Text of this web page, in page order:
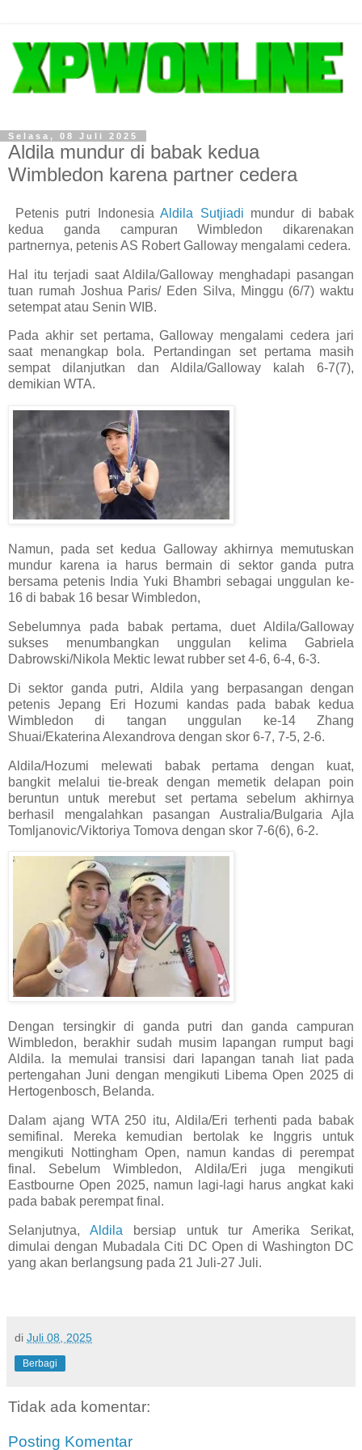
Selasa, 08 Juli 2025
Aldila mundur di babak kedua
Wimbledon karena partner cedera
Petenis putri Indonesia Aldila Sutjiadi mundur di babak
kedua ganda campuran Wimbledon dikarenakan
partnernya, petenis AS Robert Galloway mengalami cedera.
Hal itu terjadi saat Aldila/Galloway menghadapi pasangan
tuan rumah Joshua Paris/ Eden Silva, Minggu (6/7) waktu
setempat atau Senin WIB.
Pada akhir set pertama, Galloway mengalami cedera jari
saat menangkap bola. Pertandingan set pertama masih
sempat dilanjutkan dan Aldila/Galloway kalah 6-7(7),
demikian WTA.
Namun, pada set kedua Galloway akhirnya memutuskan
mundur karena ia harus bermain di sektor ganda putra
bersama petenis India Yuki Bhambri sebagai unggulan ke-
16 di babak 16 besar Wimbledon,
Sebelumnya pada babak pertama, duet Aldila/Galloway
sukses menumbangkan unggulan kelima Gabriela
Dabrowski/Nikola Mektic lewat rubber set 4-6, 6-4, 6-3.
Di sektor ganda putri, Aldila yang berpasangan dengan
petenis Jepang Eri Hozumi kandas pada babak kedua
Wimbledon di tangan unggulan ke-14 Zhang
Shuai/Ekaterina Alexandrova dengan skor 6-7, 7-5, 2-6.
Aldila/Hozumi melewati babak pertama dengan kuat,
bangkit melalui tie-break dengan memetik delapan poin
beruntun untuk merebut set pertama sebelum akhirnya
berhasil mengalahkan pasangan Australia/Bulgaria Ajla
Tomljanovic/Viktoriya Tomova dengan skor 7-6(6), 6-2.
Dengan tersingkir di ganda putri dan ganda campuran
Wimbledon, berakhir sudah musim lapangan rumput bagi
Aldila. Ia memulai transisi dari lapangan tanah liat pada
pertengahan Juni dengan mengikuti Libema Open 2025 di
Hertogenbosch, Belanda.
Dalam ajang WTA 250 itu, Aldila/Eri terhenti pada babak
semifinal. Mereka kemudian bertolak ke Inggris untuk
mengikuti Nottingham Open, namun kandas di perempat
final. Sebelum Wimbledon, Aldila/Eri juga mengikuti
Eastbourne Open 2025, namun lagi-lagi harus angkat kaki
pada babak perempat final.
Selanjutnya, Aldila bersiap untuk tur Amerika Serikat,
dimulai dengan Mubadala Citi DC Open di Washington DC
yang akan berlangsung pada 21 Juli-27 Juli.
di Juli 08, 2025
Berbagi
Tidak ada komentar:
Posting Komentar